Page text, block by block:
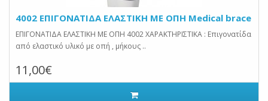
4002 ΕΠΙΓΟΝΑΤΙΔΑ ΕΛΑΣΤΙΚΗ ΜΕ ΟΠΗ Medical brace
ΕΠΙΓΟΝΑΤΙΔΑ ΕΛΑΣΤΙΚΗ ΜΕ ΟΠΗ 4002 ΧΑΡΑΚΤΗΡΙΣΤΙΚΑ : Επιγονατίδα
από ελαστικό υλικό με οπή , μήκους ..
11,00€